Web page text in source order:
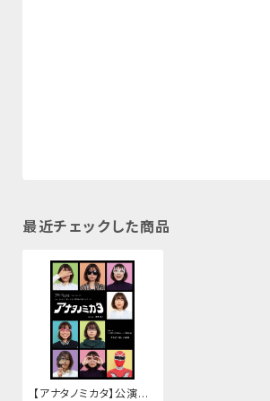
最近チェックした商品
【アナタノミカタ】公演D